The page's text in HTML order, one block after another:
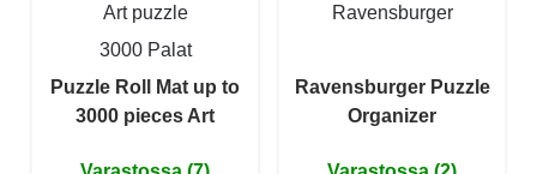
Art puzzle
3000 Palat
Puzzle Roll Mat up to
3000 pieces Art
Ravensburger
Ravensburger Puzzle
Organizer